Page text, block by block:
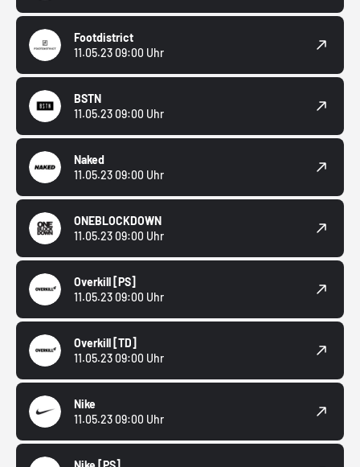
Footdistrict
11.05.23 09:00 Uhr
BSTN
11.05.23 09:00 Uhr
Naked
11.05.23 09:00 Uhr
ONEBLOCKDOWN
11.05.23 09:00 Uhr
Overkill [PS]
11.05.23 09:00 Uhr
Overkill [TD]
11.05.23 09:00 Uhr
Nike
11.05.23 09:00 Uhr